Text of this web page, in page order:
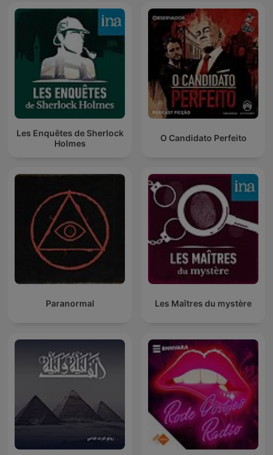
Les Enquêtes de Sherlock
Holmes
O Candidato Perfeito
Paranormal Les Maîtres du mystère